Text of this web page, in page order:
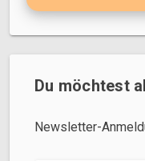
Du möchtest
Newsletter-